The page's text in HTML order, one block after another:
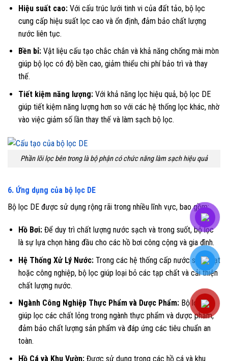
Hiệu suất cao:Với cấu trúc lưới tinh vi của đất tảo, bộ lọc
cung cấp hiệu suất lọc cao và ổn định, đảm bảo chất lượng
nước liên tục.
Bền bỉ:Vật liệu cấu tạo chắc chắn và khả năng chống mài mòn
giúp bộ lọc có độ bền cao, giảm thiểu chi phí bảo trì và thay
thế.
Tiết kiệm năng lượng:Với khả năng lọc hiệu quả, bộ lọc DE
giúp tiết kiệm năng lượng hơn so với các hệ thống lọc khác, nhờ
vào việc giảm số lần thay thế và làm sạch bộ lọc.
Phần lõi lọc bên trong là bộ phận có chức năng làm sạch hiệu quả
6. Ứng dụng của bộ lọc DE
Bộ lọc DE được sử dụng rộng rãi trong nhiều lĩnh vực, bao gồm:
Hồ Bơi:Để duy trì chất lượng nước sạch và trong suốt, bộ lọc
là sự lựa chọn hàng đầu cho các hồ bơi công cộng và gia đình.
Hệ Thống Xử Lý Nước:Trong các hệ thống cấp nước sinh hoạt
hoặc công nghiệp, bộ lọc giúp loại bỏ các tạp chất và cải thiện
chất lượng nước.
Ngành Công Nghiệp Thực Phẩm và Dược Phẩm:Bộ lọc DE
giúp lọc các chất lỏng trong ngành thực phẩm và dược phẩm,
đảm bảo chất lượng sản phẩm và đáp ứng các tiêu chuẩn an
toàn.
Hồ Cá và Khu Vườn:Được sử dụng trong các hồ cá và khu